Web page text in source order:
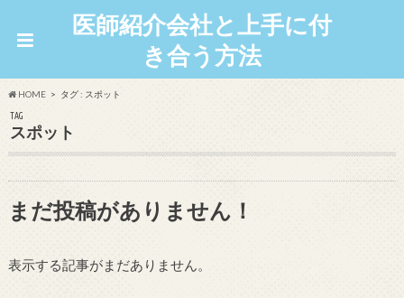
医師紹介会社と上手に付
き合う方法
HOME タグ : スポット
TAG
スポット
まだ投稿がありません！
表示する記事がまだありません。